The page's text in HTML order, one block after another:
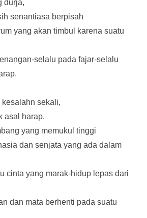
durja,
senantiasa berpisah
yang akan timbul karena suatu
selalu pada fajar-selalu
sekali,
asal harap,
yang memukul tinggi
dan senjata yang ada dalam
cinta yang marak-hidup lepas dari
dan mata berhenti pada suatu